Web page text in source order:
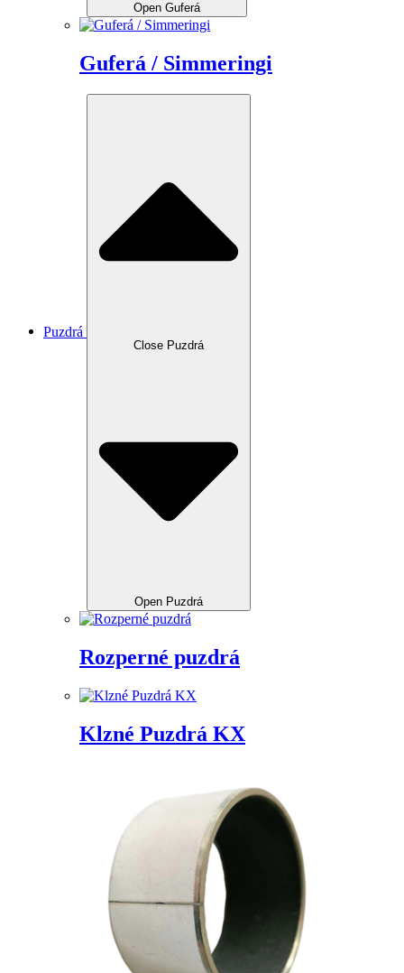
Open Guferá
Guferá / Simmeringi
Puzdrá
Close Puzdrá
Open Puzdrá
Rozperné puzdrá
Klzné Puzdrá KX